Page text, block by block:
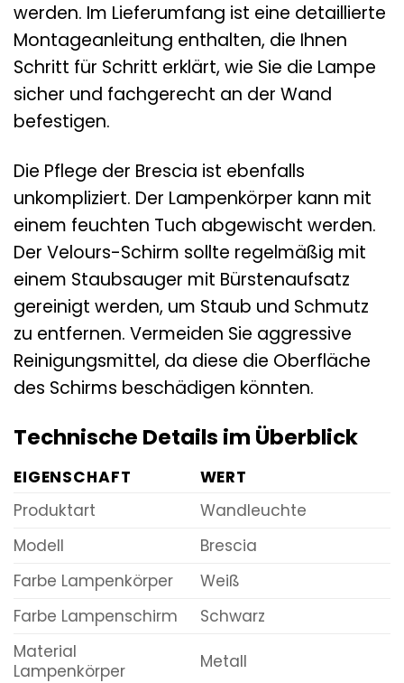
werden. Im Lieferumfang ist eine detaillierte
Montageanleitung enthalten, die Ihnen
Schritt für Schritt erklärt, wie Sie die Lampe
sicher und fachgerecht an der Wand
befestigen.
Die Pflege der Brescia ist ebenfalls
unkompliziert. Der Lampenkörper kann mit
einem feuchten Tuch abgewischt werden.
Der Velours-Schirm sollte regelmäßig mit
einem Staubsauger mit Bürstenaufsatz
gereinigt werden, um Staub und Schmutz
zu entfernen. Vermeiden Sie aggressive
Reinigungsmittel, da diese die Oberfläche
des Schirms beschädigen könnten.
Technische Details im Überblick
EIGENSCHAFT
WERT
Produktart
Wandleuchte
Modell
Brescia
Farbe Lampenkörper
Weiß
Farbe Lampenschirm
Schwarz
Material
Lampenkörper
Metall